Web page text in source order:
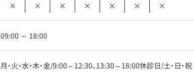
×
×
×
×
×
×
×
09:00 ～ 18:00
月・火・水・木・金/9:00～12:30、13:30～18:00休診日/土・日・祝